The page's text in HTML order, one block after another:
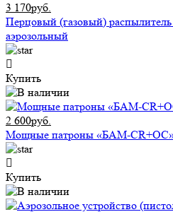
3 170руб.
Перцовый (газовый)
аэрозольный
Купить
2 600руб.
Мощные патроны «БАМ-CR+ОС»
Купить